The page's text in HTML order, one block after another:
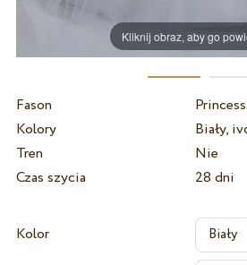
Kliknij obraz, aby go
Fason
Kolory
Biały,
Tren
Nie
Czas szycia
28 dni
Kolor